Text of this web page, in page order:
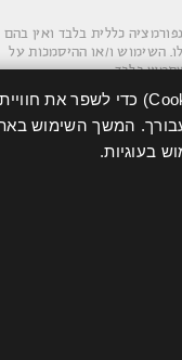
כללית בלבד ואין בהם
ו/או ההיסמכות על
בלבד.
אתר זה עושה שימוש בעוגיות (Cookies) כדי לשפר את חוויית
המשך השימוש באתר